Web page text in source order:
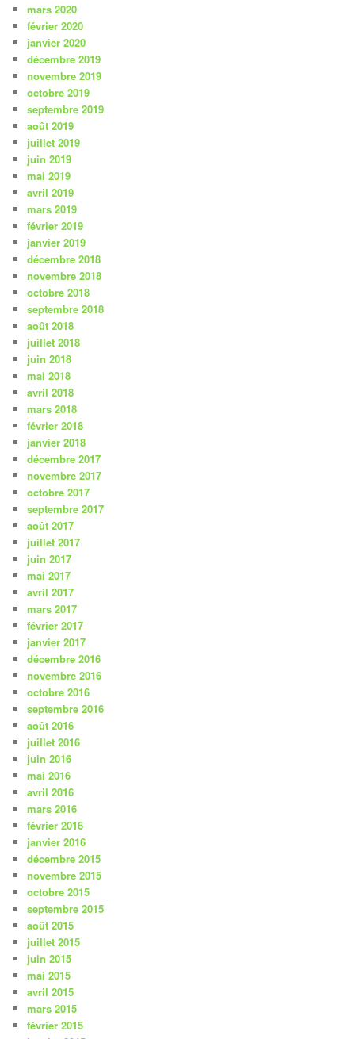
mars 2020
février 2020
janvier 2020
décembre 2019
novembre 2019
octobre 2019
septembre 2019
août 2019
juillet 2019
juin 2019
mai 2019
avril 2019
mars 2019
février 2019
janvier 2019
décembre 2018
novembre 2018
octobre 2018
septembre 2018
août 2018
juillet 2018
juin 2018
mai 2018
avril 2018
mars 2018
février 2018
janvier 2018
décembre 2017
novembre 2017
octobre 2017
septembre 2017
août 2017
juillet 2017
juin 2017
mai 2017
avril 2017
mars 2017
février 2017
janvier 2017
décembre 2016
novembre 2016
octobre 2016
septembre 2016
août 2016
juillet 2016
juin 2016
mai 2016
avril 2016
mars 2016
février 2016
janvier 2016
décembre 2015
novembre 2015
octobre 2015
septembre 2015
août 2015
juillet 2015
juin 2015
mai 2015
avril 2015
mars 2015
février 2015